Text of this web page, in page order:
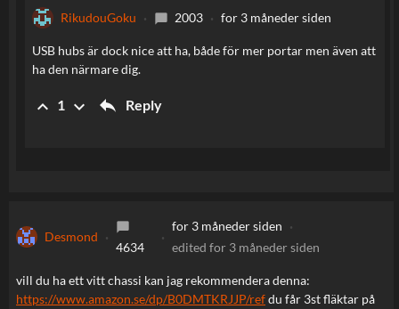
RikudouGoku chat_bubble 2003 for 3 måneder siden
USB hubs är dock nice att ha, både för mer portar men även att
ha den närmare dig.
keyboard_arrow_up 1 keyboard_arrow_down reply Reply
Desmond
chat_bubble
4634
for 3 måneder siden
edited for 3 måneder siden
vill du ha ett vitt chassi kan jag rekommendera denna:
https://www.amazon.se/dp/B0DMTKRJJP/refdu får 3st fläktar på